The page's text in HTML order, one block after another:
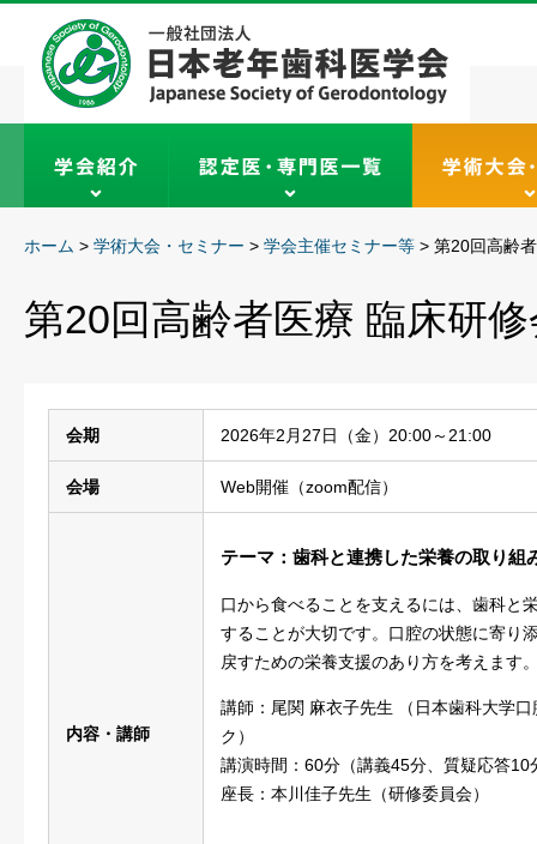
ホーム > 学術大会・セミナー > 学会主催セミナー等 > 第20回高齢
第20回高齢者医療 臨床研
会期 2026年2月27日（金）20:00～21:00
会場 Web開催（zoom配信）
内容・講師
テーマ：歯科と連携した栄養の取り組
口から食べることを支えるには、歯科と
することが大切です。口腔の状態に寄り
戻すための栄養支援のあり方を考えます
講師：尾関 麻衣子先生 （日本歯科大学
ク）
講演時間：60分（講義45分、質疑応答10
座長：本川佳子先生（研修委員会）